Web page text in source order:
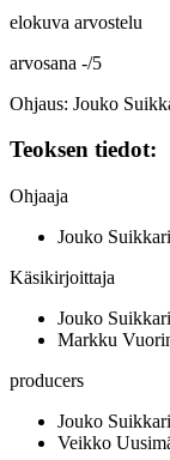
elokuva arvostelu
arvosana -/5
Ohjaus: Jouko
Teoksen tiedot:
Ohjaaja
Jouko Suikkari
Käsikirjoittaja
Jouko Suikkari
Markku
producers
Jouko Suikkari
Veikko